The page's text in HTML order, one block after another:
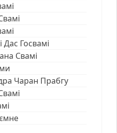
Дас Госвамі
Свамі
Чаран Прабгу